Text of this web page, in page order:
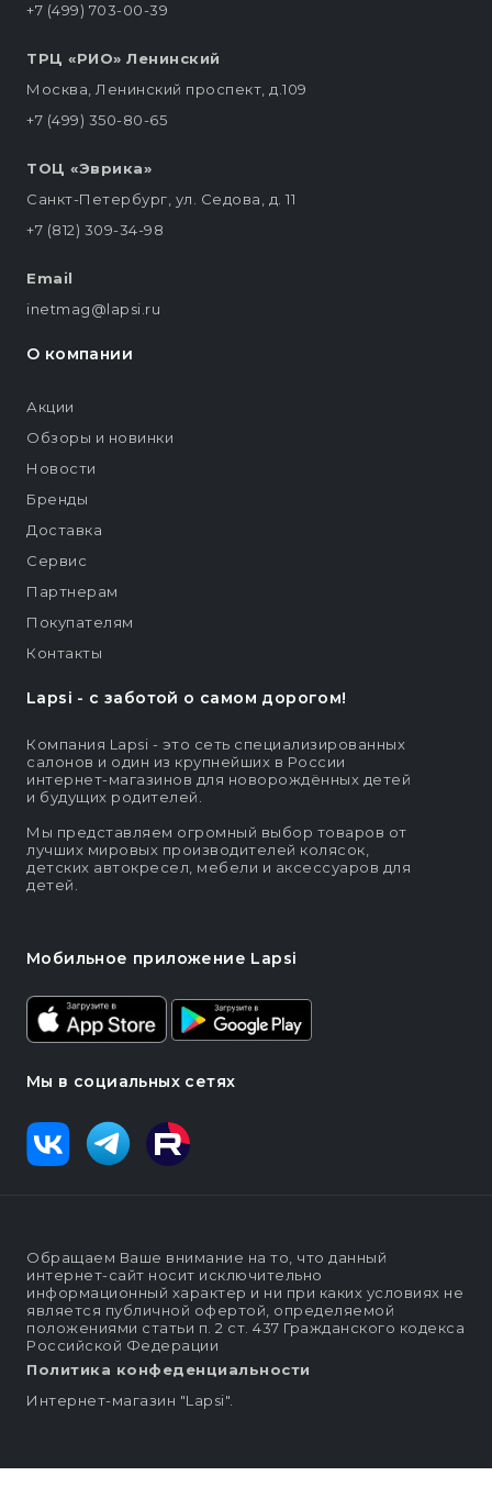
Lapsi - c заботой о самом дорогом!
Компания Lapsi - это сеть специализированных
салонов и один из крупнейших в России
интернет-магазинов для новорождённых детей
и будущих родителей.
Мы представляем огромный выбор товаров от
лучших мировых производителей колясок,
детских автокресел, мебели и аксессуаров для
детей.
Мобильное приложение Lapsi
Мы в социальных сетях
+7 (499) 703-00-39
ТРЦ «РИО» Ленинский
Москва, Ленинский проспект, д.109
+7 (499) 350-80-65
ТОЦ «Эврика»
Санкт-Петербург, ул. Седова, д. 11
+7 (812) 309-34-98
Email
inetmag@lapsi.ru
О компании
Акции
Обзоры и новинки
Новости
Бренды
Доставка
Сервис
Партнерам
Покупателям
Контакты
Обращаем Ваше внимание на то, что данный
интернет-сайт носит исключительно
информационный характер и ни при каких условиях не
является публичной офертой, определяемой
положениями статьи п. 2 ст. 437 Гражданского кодекса
Российской Федерации
Политика конфеденциальности
Интернет-магазин "Lapsi".